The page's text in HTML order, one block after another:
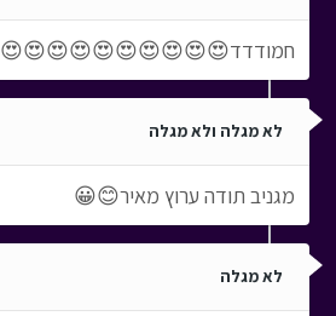
חמודדד😍😍😍😍😍😍😍😍😍😍
לא מגלה ולא מגלה
מגניב תודה ערוץ מאיר😊😀
לא מגלה